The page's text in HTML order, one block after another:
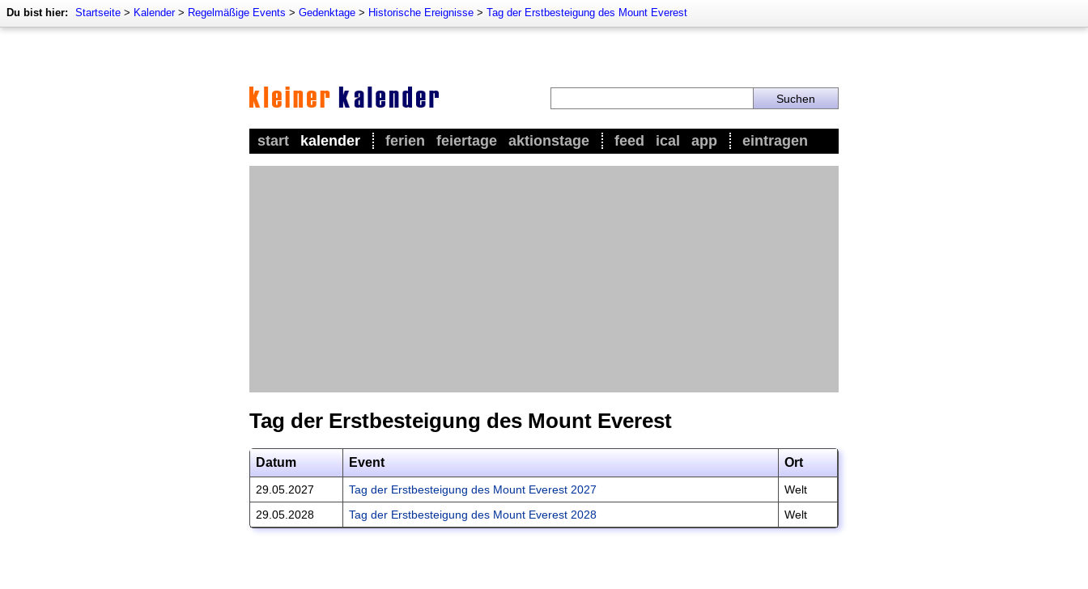
Du bist hier: Startseite > Kalender> Regelmäßige Events > Gedenktage > Historische Ereignisse > Tag der Erstbesteigung des Mount Everest
start kalender ferien feiertage aktionstage feed ical app eintragen
Tag der Erstbesteigung des Mount Everest
Datum Event Ort
29.05.2027 Tag der Erstbesteigung des Mount Everest 2027
Welt
29.05.2028
Tag der Erstbesteigung des Mount Everest 2028 Welt